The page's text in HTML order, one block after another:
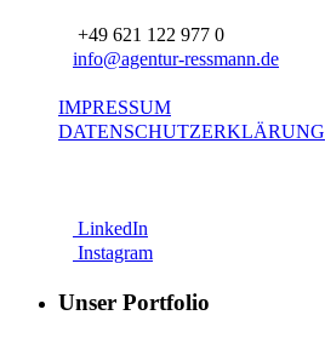
+49 621 122 977 0
info@agentur-ressmann.de
IMPRESSUM
DATENSCHUTZERKLÄRUNG
LinkedIn
Instagram
Unser Portfolio